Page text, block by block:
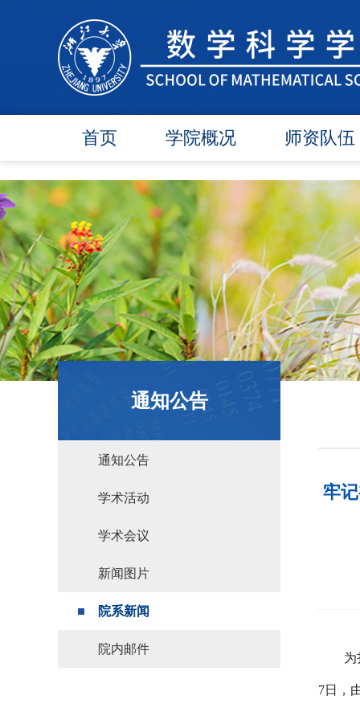
首页 学院概况
学院简介
学院领导
各委员会
办事指南
行政团队
师资队伍
在任教师
博导师资
硕导师资
退休教师
人才引进
政策文件
通知公告
通知公告
学术活动
学术会议
新闻图片
院系新闻
院内邮件
牢
为
7日，